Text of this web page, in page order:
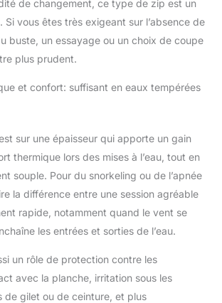
de changement, ce type de zip est un
vous êtes très exigeant sur l’absence de
buste, un essayage ou un choix de coupe
plus prudent.
et confort: suffisant en eaux tempérées
sur une épaisseur qui apporte un gain
thermique lors des mises à l’eau, tout en
souple. Pour du snorkeling ou de l’apnée
la différence entre une session agréable
rapide, notamment quand le vent se
les entrées et sorties de l’eau.
un rôle de protection contre les
avec la planche, irritation sous les
de gilet ou de ceinture, et plus